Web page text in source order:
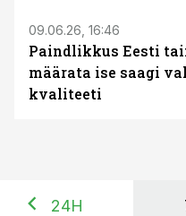
09.06.26, 16:46
Paindlikkus Eesti
määrata ise saagi
kvaliteeti
24H